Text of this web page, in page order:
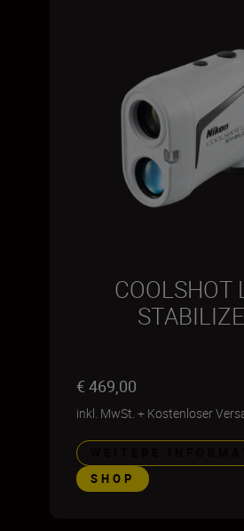
COOLSHOT
€ 469,00
inkl. MwSt. + Kostenloser
SHOP